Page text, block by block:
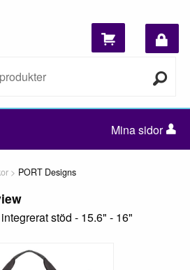
Mina sidor
PORT Designs
stöd - 15.6" - 16"